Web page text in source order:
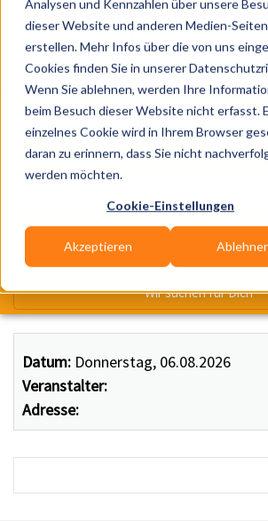
Analysen und Kennzahlen über unsere
dieser Website und anderen Medien-
erstellen. Mehr Infos über die von uns
Cookies finden Sie in unserer
Wenn Sie ablehnen, werden Ihre
beim Besuch dieser Website nicht erfasst.
einzelnes Cookie wird in Ihrem Browser
daran zu erinnern, dass Sie nicht
werden möchten.
Cookie-Einstellungen
Akzeptieren
Datum: Donnerstag, 06.08.2026
Veranstalter:
Adresse:
Was?
Wir suchen für Dich